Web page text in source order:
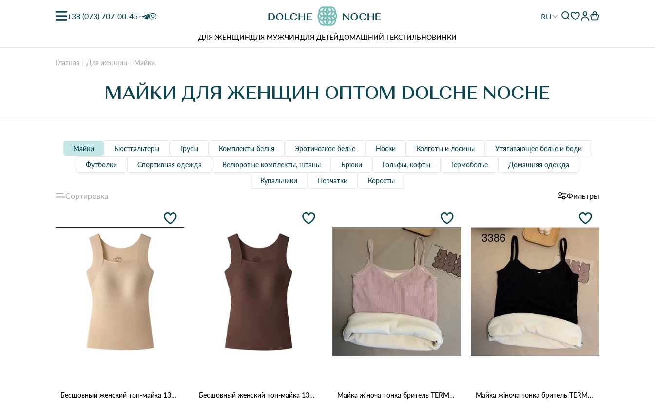
+38 (073) 707-00-45 RU
ДЛЯ ЖЕНЩИНДЛЯ МУЖЧИНДЛЯ ДЕТЕЙДОМАШНИЙ ТЕКСТИЛЬНОВИНКИ
Главная Для женщин Майки
МАЙКИ ДЛЯ ЖЕНЩИН ОПТОМ DOLCHE NOCHE
Майки Бюстгальтеры Трусы Комплекты белья Эротическое белье Носки Колготы и лосины
Утягивающее белье и боди
Футболки
Спортивная одежда Велюровые комплекты, штаны Брюки Гольфы, кофты Термобелье
Домашняя одежда
Купальники
Перчатки Корсеты
Сортировка Фильтры
Бесшовный женский топ-майка 1309 Бежевый. Бесшовный женский топ-майка 1309 Коричневый. Майка жіноча тонка бритель TERMO 3386 Пудра Майка жіноча тонка бритель TERMO 3386 Чорний